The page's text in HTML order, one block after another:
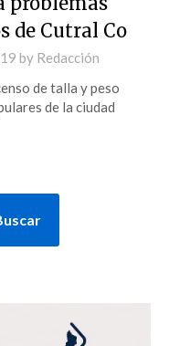
de Cutral Co
by Redacción
de talla y peso
de la ciudad